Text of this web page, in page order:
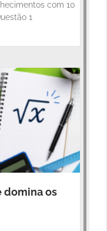
com 10
1
domina os